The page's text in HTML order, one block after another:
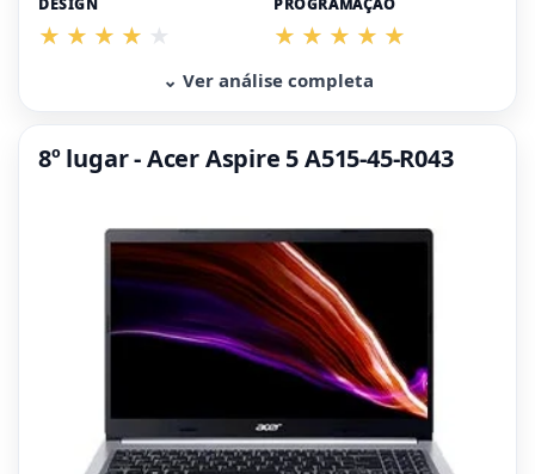
⌄ Ver análise completa
8º lugar - Acer Aspire 5 A515-45-R043